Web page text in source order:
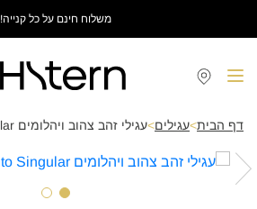
משלוח חינם על כל קנייה!
דף הבית>עגילים>עגילי זהב צהוב ויהלומים Infinito Singular